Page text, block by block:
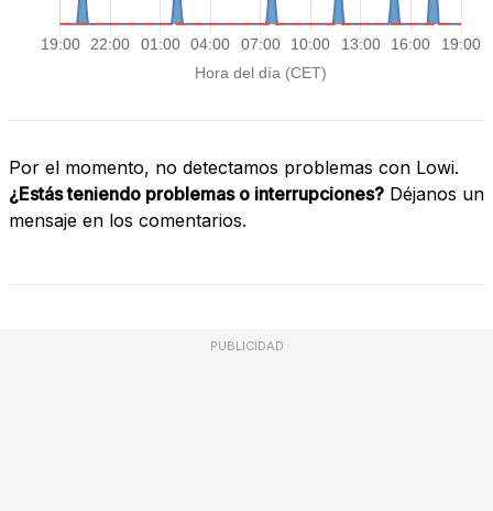
Por el momento, no detectamos problemas con Lowi.
¿Estás teniendo problemas o interrupciones? Déjanos un
mensaje en los comentarios.
PUBLICIDAD